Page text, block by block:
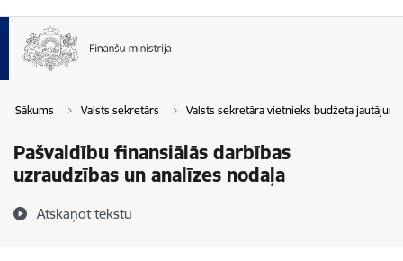
Sākums Valsts sekretārs Valsts sekretāra vietnieks budžeta
Pašvaldību finansiālās darbības
uzraudzības un analīzes nodaļa
Atskaņot tekstu